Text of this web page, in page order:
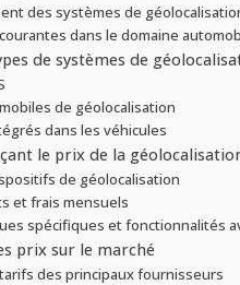
des systèmes de
dans le domaine
de systèmes de
de géolocalisation
dans les véhicules
le prix de la
de géolocalisation
et frais mensuels
spécifiques et fonctionnalités
prix sur le marché
des principaux fournisseurs